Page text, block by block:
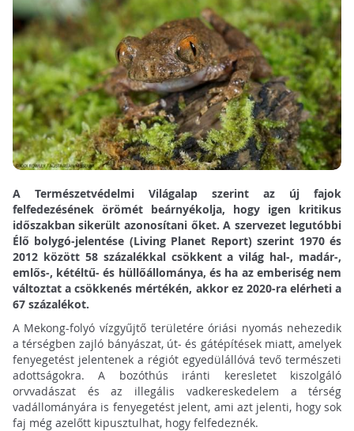
A Természetvédelmi Világalap szerint az új fajok
felfedezésének örömét beárnyékolja, hogy igen kritikus
időszakban sikerült azonosítani őket. A szervezet legutóbbi
Élő bolygó-jelentése (Living Planet Report) szerint 1970 és
2012 között 58 százalékkal csökkent a világ hal-, madár-,
emlős-, kétéltű- és hüllőállománya, és ha az emberiség nem
változtat a csökkenés mértékén, akkor ez 2020-ra elérheti a
67 százalékot.
A Mekong-folyó vízgyűjtő területére óriási nyomás nehezedik
a térségben zajló bányászat, út- és gátépítések miatt, amelyek
fenyegetést jelentenek a régiót egyedülállóvá tevő természeti
adottságokra. A bozóthús iránti keresletet kiszolgáló
orvvadászat és az illegális vadkereskedelem a térség
vadállományára is fenyegetést jelent, ami azt jelenti, hogy sok
faj még azelőtt kipusztulhat, hogy felfedeznék.